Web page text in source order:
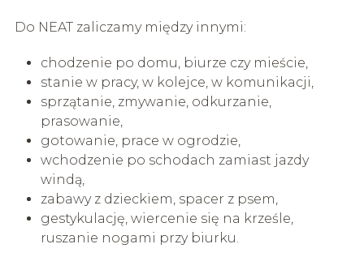
Do NEAT zaliczamy między innymi:
chodzenie po domu, biurze czy mieście,
stanie w pracy, w kolejce, w komunikacji,
sprzątanie, zmywanie, odkurzanie,
prasowanie,
gotowanie, prace w ogrodzie,
wchodzenie po schodach zamiast jazdy
windą,
zabawy z dzieckiem, spacer z psem,
gestykulację, wiercenie się na krześle,
ruszanie nogami przy biurku.